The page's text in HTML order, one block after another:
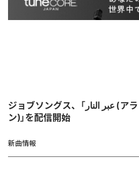
ジョブソングス、「عبر النار (アラビア語バージョ
ン)」を配信開始
新曲情報